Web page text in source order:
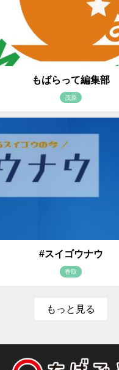
もばらって編集部
茂原
#スイゴウナウ
香取
もっと見る